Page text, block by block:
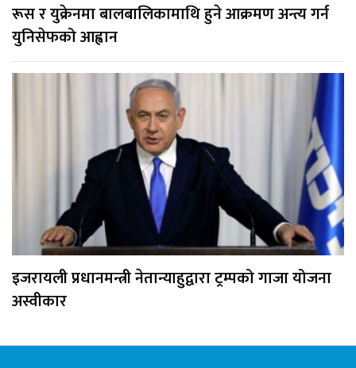
रूस र युक्रेनमा बालबालिकामाथि हुने आक्रमण अन्त्य गर्न
युनिसेफको आह्वान
इजरायली प्रधानमन्त्री नेतान्याहुद्वारा ट्रम्पको गाजा योजना
अस्वीकार